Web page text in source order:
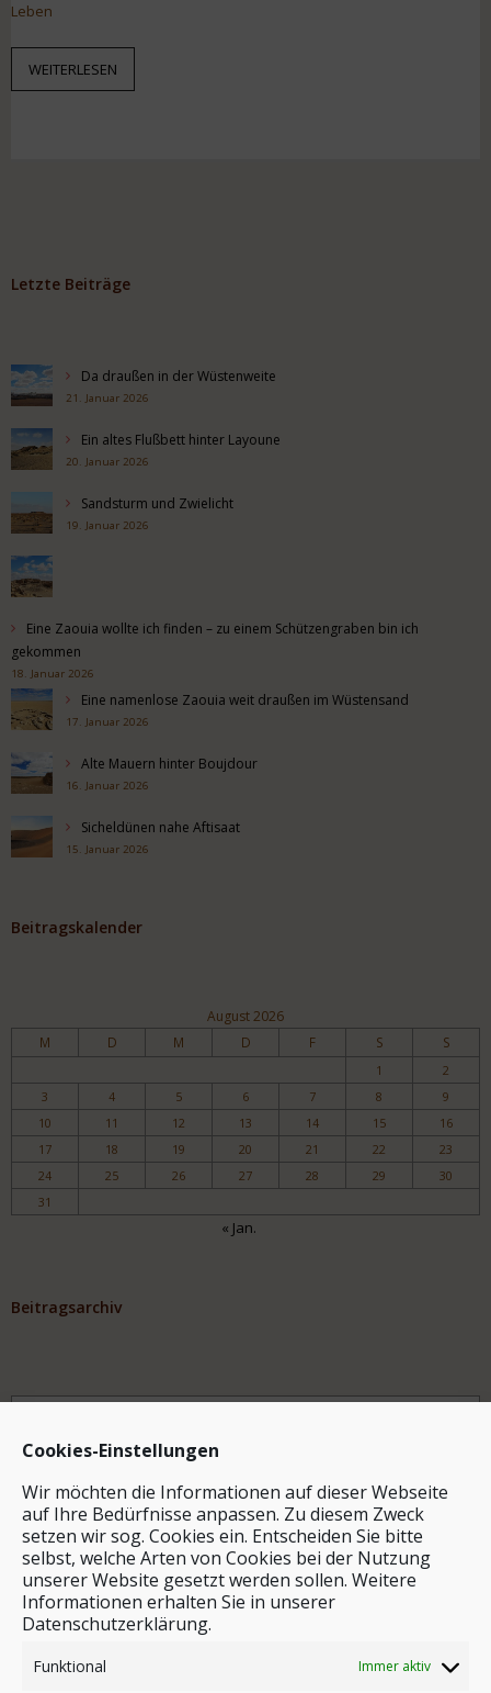
Cookies-Einstellungen
Wir möchten die Informationen auf dieser Webseite
auf Ihre Bedürfnisse anpassen. Zu diesem Zweck
setzen wir sog. Cookies ein. Entscheiden Sie bitte
selbst, welche Arten von Cookies bei der Nutzung
unserer Website gesetzt werden sollen. Weitere
Informationen erhalten Sie in unserer
Datenschutzerklärung.
Funktional Immer aktiv
Leben
WEITERLESEN
Letzte Beiträge
Da draußen in der Wüstenweite
21. Januar 2026
Ein altes Flußbett hinter Layoune
20. Januar 2026
Sandsturm und Zwielicht
19. Januar 2026
Eine Zaouia wollte ich finden – zu einem Schützengraben bin ich
gekommen
18. Januar 2026
Eine namenlose Zaouia weit draußen im Wüstensand
17. Januar 2026
Alte Mauern hinter Boujdour
16. Januar 2026
Sicheldünen nahe Aftisaat
15. Januar 2026
Beitragskalender
August 2026
M D M D F S S
1
2
3
4 5 6 7 8
9
10
11 12 13 14 15
16
17
18 19 20 21 22
23
24
25 26 27 28 29
30
31
« Jan.
Beitragsarchiv
Archiv
Stichwortsuche